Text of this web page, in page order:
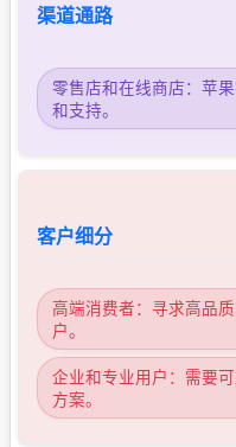
渠道通路
零售店和在线商店：苹
和支持。
客户细分
高端消费者：寻求高品
户。
企业和专业用户：需要
方案。